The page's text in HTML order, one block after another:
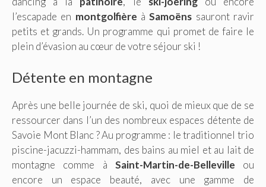
l’escapade en montgolfière àSamoëns sauront ravir
petits et grands. Un programme qui promet de faire le
plein d’évasion au cœur de votre séjour ski !
Détente en montagne
Après une belle journée de ski, quoi de mieux que de se
ressourcer dans l’un des nombreux espaces détente de
Savoie Mont Blanc ? Au programme : le traditionnel trio
piscine-jacuzzi-hammam, des bains au miel et au lait de
montagne comme à Saint-Martin-de-Belleville ou
encore un espace beauté, avec une gamme de